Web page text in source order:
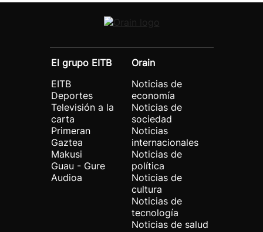
El grupo EITB
EITB
Deportes
Televisión a la
carta
Primeran
Gaztea
Makusi
Guau - Gure
Audioa
Orain
Noticias de
economía
Noticias de
sociedad
Noticias
internacionales
Noticias de
política
Noticias de
cultura
Noticias de
tecnología
Noticias de salud